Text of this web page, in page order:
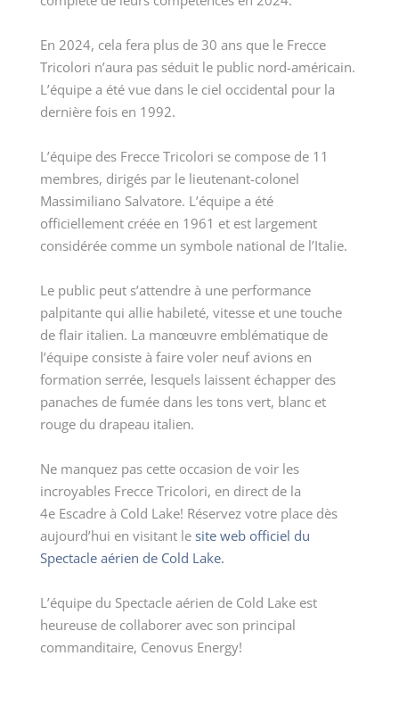
En 2024, cela fera plus de 30 ans que le Frecce
Tricolori n’aura pas séduit le public nord-américain.
L’équipe a été vue dans le ciel occidental pour la
dernière fois en 1992.
L’équipe des Frecce Tricolori se compose de 11
membres, dirigés par le lieutenant-colonel
Massimiliano Salvatore. L’équipe a été
officiellement créée en 1961 et est largement
considérée comme un symbole national de l’Italie.
Le public peut s’attendre à une performance
palpitante qui allie habileté, vitesse et une touche
de flair italien. La manœuvre emblématique de
l’équipe consiste à faire voler neuf avions en
formation serrée, lesquels laissent échapper des
panaches de fumée dans les tons vert, blanc et
rouge du drapeau italien.
Ne manquez pas cette occasion de voir les
incroyables Frecce Tricolori, en direct de la
4eEscadre à Cold Lake! Réservez votre place dès
aujourd’hui en visitant le site web officiel du
Spectacle aérien de Cold Lake.
L’équipe du Spectacle aérien de Cold Lake est
heureuse de collaborer avec son principal
commanditaire, Cenovus Energy!